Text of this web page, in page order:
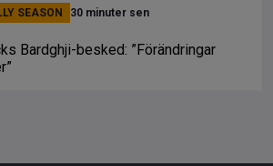
SEASON 30 minuter sen
Bardghji-besked: ”Förändringar